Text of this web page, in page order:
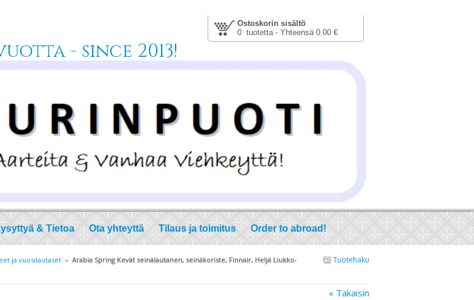
Ostoskorin sisältö
0 tuotetta - Yhteensä 0.00 €
- since 2013!
& Tietoa Ota yhteyttä Tilaus ja toimitus Order to abroad!
Tuotehaku
ja vuosilautaset ›› Arabia Spring Kevät seinälautanen, seinäkoriste, Finnair, Heljä Liukko-
« Takaisin